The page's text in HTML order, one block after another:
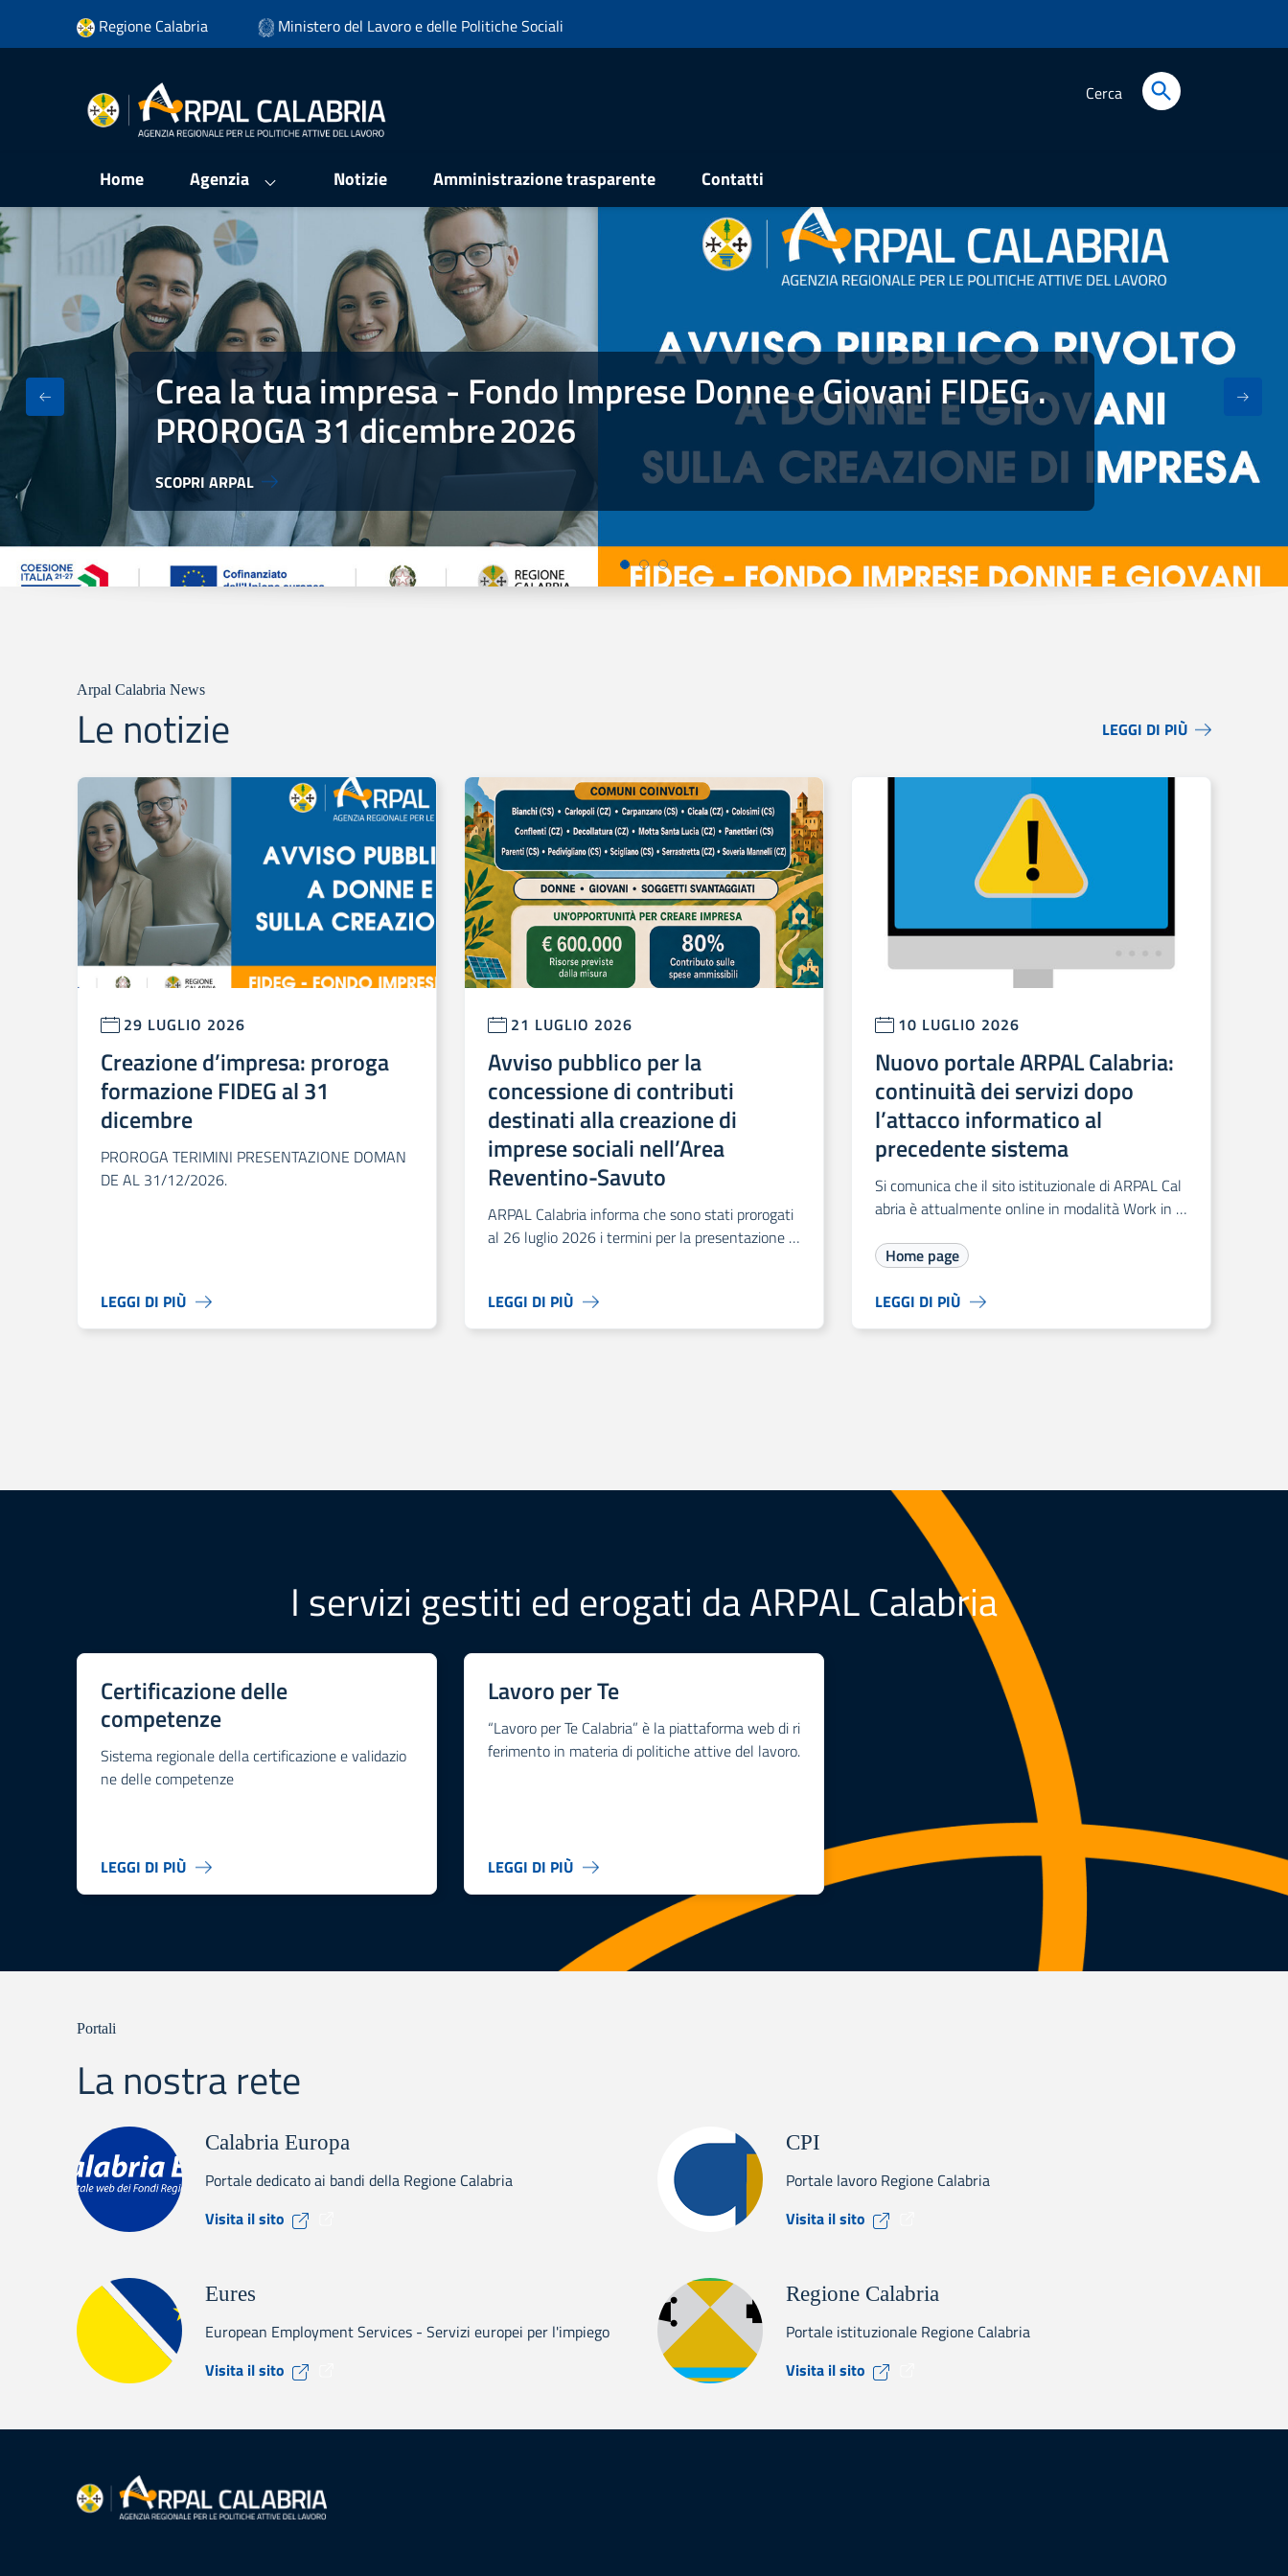
Vai ai contenuti
Vai al menu di navigazione
Regione Calabria Ministero del Lavoro e delle Politiche Sociali
Home Agenzia Notizie Amministrazione trasparente Contatti
Crea la tua impresa - Fondo Imprese Donne e Giovani FIDEG . PROROGA 31 dicembre 2026
Crea la tua impresa - Fondo Imprese Donne e Giovani FIDEG .
PROROGA 31 dicembre2026
SCOPRI ARPAL
Arpal Calabria News
Le notizie LEGGI DI PIÙ
29 LUGLIO 2026
Creazione d’impresa: proroga
formazione FIDEG al 31
dicembre
PROROGA TERIMINI PRESENTAZIONE DOMAN
DE AL 31/12/2026.
LEGGI DI PIÙ
21 LUGLIO 2026
Avviso pubblico per la
concessione di contributi
destinati alla creazione di
imprese sociali nell’Area
Reventino-Savuto
ARPAL Calabria informa che sono stati prorogati
al 26 luglio 2026 i termini per la presentazione d
i imprese sociali nell’Area Reventino-Savuto.
LEGGI DI PIÙ
10 LUGLIO 2026
Nuovo portale ARPAL Calabria:
continuità dei servizi dopo
l’attacco informatico al
precedente sistema
Si comunica che il sito istituzionale di ARPAL Cal
abria è attualmente online in modalità Work in P
Home page
LEGGI DI PIÙ
I servizi gestiti ed erogati da ARPAL Calabria
Certificazione delle
competenze
Sistema regionale della certificazione e validazio
ne delle competenze
LEGGI DI PIÙ
Lavoro per Te
“Lavoro per Te Calabria” è la piattaforma web di ri
ferimento in materia di politiche attive del lavoro.
LEGGI DI PIÙ
Portali
La nostra rete
Calabria Europa
Portale dedicato ai bandi della Regione Calabria
Visita il sito
CPI
Portale lavoro Regione Calabria
Visita il sito
Eures
European Employment Services - Servizi europei per l'impiego
Visita il sito
Regione Calabria
Portale istituzionale Regione Calabria
Visita il sito